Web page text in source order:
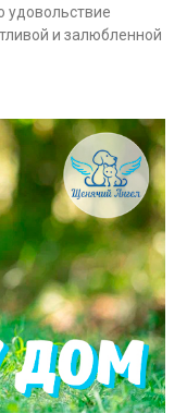
и залюбленной